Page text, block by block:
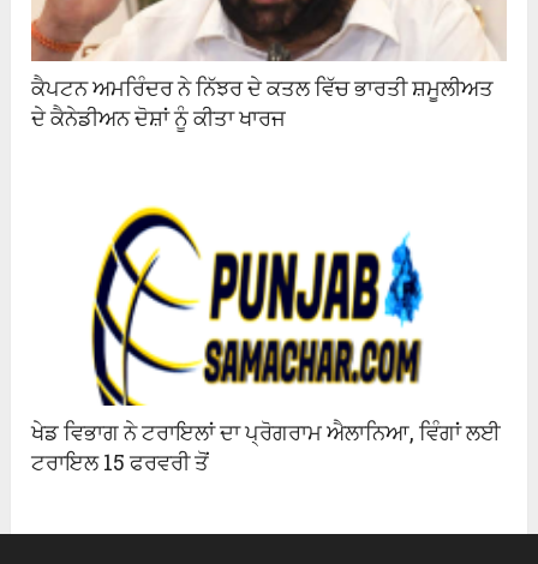
ਕੈਪਟਨ ਅਮਰਿੰਦਰ ਨੇ ਨਿੱਝਰ ਦੇ ਕਤਲ ਵਿੱਚ ਭਾਰਤੀ ਸ਼ਮੂਲੀਅਤ
ਦੇ ਕੈਨੇਡੀਅਨ ਦੋਸ਼ਾਂ ਨੂੰ ਕੀਤਾ ਖਾਰਜ
ਖੇਡ ਵਿਭਾਗ ਨੇ ਟਰਾਇਲਾਂ ਦਾ ਪ੍ਰੋਗਰਾਮ ਐਲਾਨਿਆ, ਵਿੰਗਾਂ ਲਈ
ਟਰਾਇਲ 15 ਫਰਵਰੀ ਤੋਂ